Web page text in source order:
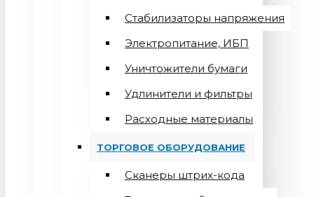
Стабилизаторы напряжения
Электропитание, ИБП
Уничтожители бумаги
Удлинители и фильтры
Расходные материалы
ТОРГОВОЕ ОБОРУДОВАНИЕ
Сканеры штрих-кода